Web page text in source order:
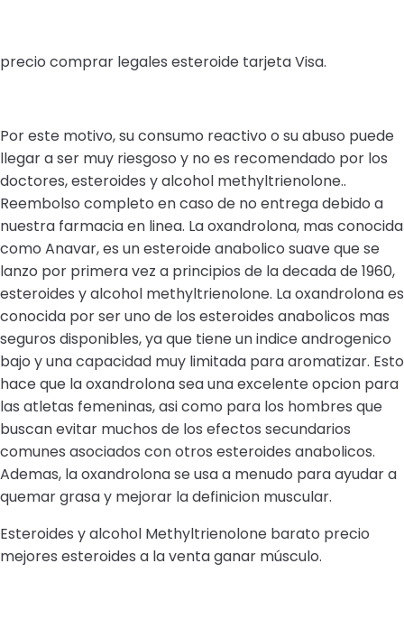
precio comprar legales esteroide tarjeta Visa.
Por este motivo, su consumo reactivo o su abuso puede
llegar a ser muy riesgoso y no es recomendado por los
doctores, esteroides y alcohol methyltrienolone..
Reembolso completo en caso de no entrega debido a
nuestra farmacia en linea. La oxandrolona, mas conocida
como Anavar, es un esteroide anabolico suave que se
lanzo por primera vez a principios de la decada de 1960,
esteroides y alcohol methyltrienolone. La oxandrolona es
conocida por ser uno de los esteroides anabolicos mas
seguros disponibles, ya que tiene un indice androgenico
bajo y una capacidad muy limitada para aromatizar. Esto
hace que la oxandrolona sea una excelente opcion para
las atletas femeninas, asi como para los hombres que
buscan evitar muchos de los efectos secundarios
comunes asociados con otros esteroides anabolicos.
Ademas, la oxandrolona se usa a menudo para ayudar a
quemar grasa y mejorar la definicion muscular.
Esteroides y alcohol Methyltrienolone barato precio
mejores esteroides a la venta ganar músculo.